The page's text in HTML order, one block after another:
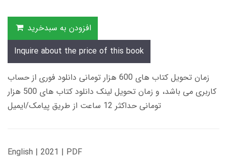
افزودن به سبدخرید
Inquire about the price of this book
زمان تحویل کتاب های 600 هزار تومانی دانلود فوری از حساب
کاربری می باشد، و زمان تحویل لینک دانلود کتاب های 500 هزار
تومانی حداکثر 12 ساعت از طریق پیامک/ایمیل
English | 2021 | PDF